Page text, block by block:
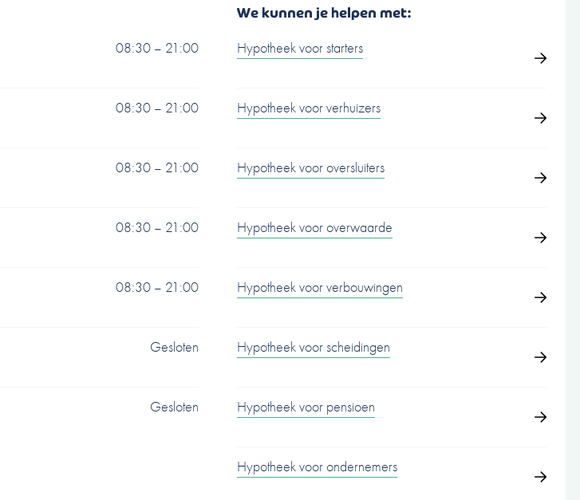
08:30 – 21:00
08:30 – 21:00
08:30 – 21:00
08:30 – 21:00
08:30 – 21:00
Gesloten
Gesloten
We kunnen je helpen met:
Hypotheek voor starters
Hypotheek voor verhuizers
Hypotheek voor oversluiters
Hypotheek voor overwaarde
Hypotheek voor verbouwingen
Hypotheek voor scheidingen
Hypotheek voor pensioen
Hypotheek voor ondernemers